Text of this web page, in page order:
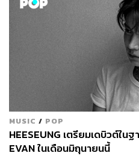
แต่ถ้าไปทำงานให้และได้รับค่า
ที่ดิน ถือเป็นเงินได้ประเภทที่ 2
รียญคริปโต ไม่ได้จ่ายเป็นเงิน
ต้องถือว่าได้รับค่าจ้างแล้วโดย
รับ และถือเป็นเงินได้ประเภทที่
กับการได้รับค่าจ้างเป็นเงินนั่นเ
การขุดคริปโตเคอร์เรนซี
MUSIC / POP
HEESEUNG เตรียมเดบิวต์ใน
EVAN ในเดือนมิถุนายนนี้